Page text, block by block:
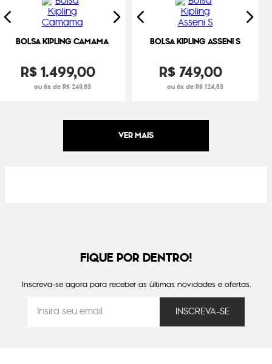
BOLSA KIPLING CAMAMA
R$1.499,00
ou 6x de R$ 249,83
BOLSA KIPLING ASSENI S
R$749,00
ou 6x de R$ 124,83
FIQUE POR DENTRO!
Inscreva-se agora para receber as últimas novidades e ofertas.